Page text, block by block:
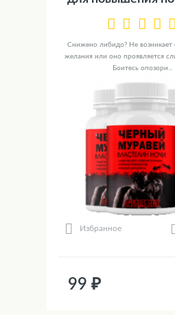
Снижено либидо? Не возникает
желания или оно проявляется
Боитесь опозори...
Избранное
99 ₽